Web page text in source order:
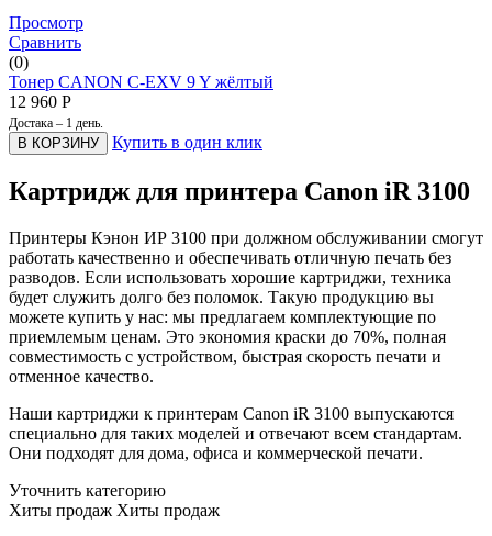
Просмотр
Сравнить
(0)
Тонер CANON C-EXV 9 Y жёлтый
12 960 Р
Достака – 1 день.
В КОРЗИНУ Купить в один клик
Картридж для принтера Canon iR 3100
Принтеры Кэнон ИР 3100 при должном обслуживании смогут
работать качественно и обеспечивать отличную печать без
разводов. Если использовать хорошие картриджи, техника
будет служить долго без поломок. Такую продукцию вы
можете купить у нас: мы предлагаем комплектующие по
приемлемым ценам. Это экономия краски до 70%, полная
совместимость с устройством, быстрая скорость печати и
отменное качество.
Наши картриджи к принтерам Canon iR 3100 выпускаются
специально для таких моделей и отвечают всем стандартам.
Они подходят для дома, офиса и коммерческой печати.
Уточнить категорию
Хиты продаж Хиты продаж